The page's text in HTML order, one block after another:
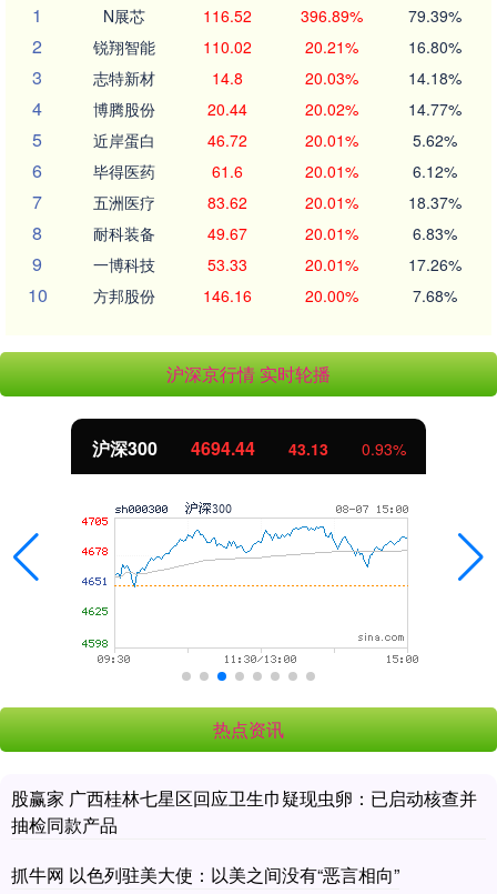
1
N展芯 116.52 396.89% 79.39%
2 锐翔智能 110.02 20.21% 16.80%
3 志特新材 14.8 20.03% 14.18%
4 博腾股份 20.44 20.02% 14.77%
5 近岸蛋白 46.72 20.01% 5.62%
6 毕得医药 61.6 20.01% 6.12%
7 五洲医疗 83.62 20.01% 18.37%
8 耐科装备 49.67 20.01% 6.83%
9 一博科技 53.33 20.01% 17.26%
10 方邦股份 146.16 20.00% 7.68%
沪深京行情 实时轮播
沪深300 4694.44 43.13 0.93%
热点资讯
股赢家 广西桂林七星区回应卫生巾疑现虫卵：已启动核查并
抽检同款产品
抓牛网 以色列驻美大使：以美之间没有“恶言相向”